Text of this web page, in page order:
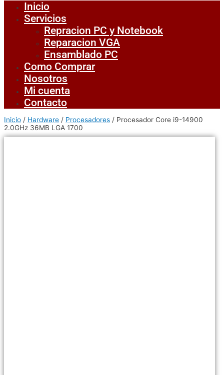
Inicio
Servicios
Repracion PC y Notebook
Reparacion VGA
Ensamblado PC
Como Comprar
Nosotros
Mi cuenta
Contacto
Inicio / Hardware / Procesadores / Procesador Core i9-14900
2.0GHz 36MB LGA 1700